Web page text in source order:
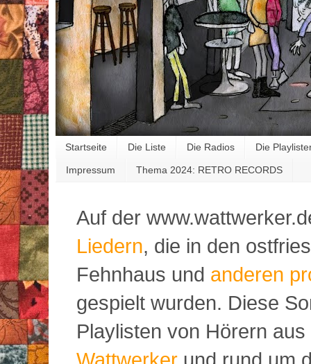
Startseite Die Liste Die Radios Die
Impressum Thema 2024: RETRO RECORDS
Auf der
Liedern, die in den
Fehnhaus und anderen
gespielt wurden. Diese
Playlisten von Hörern
Wattwerker und rund um